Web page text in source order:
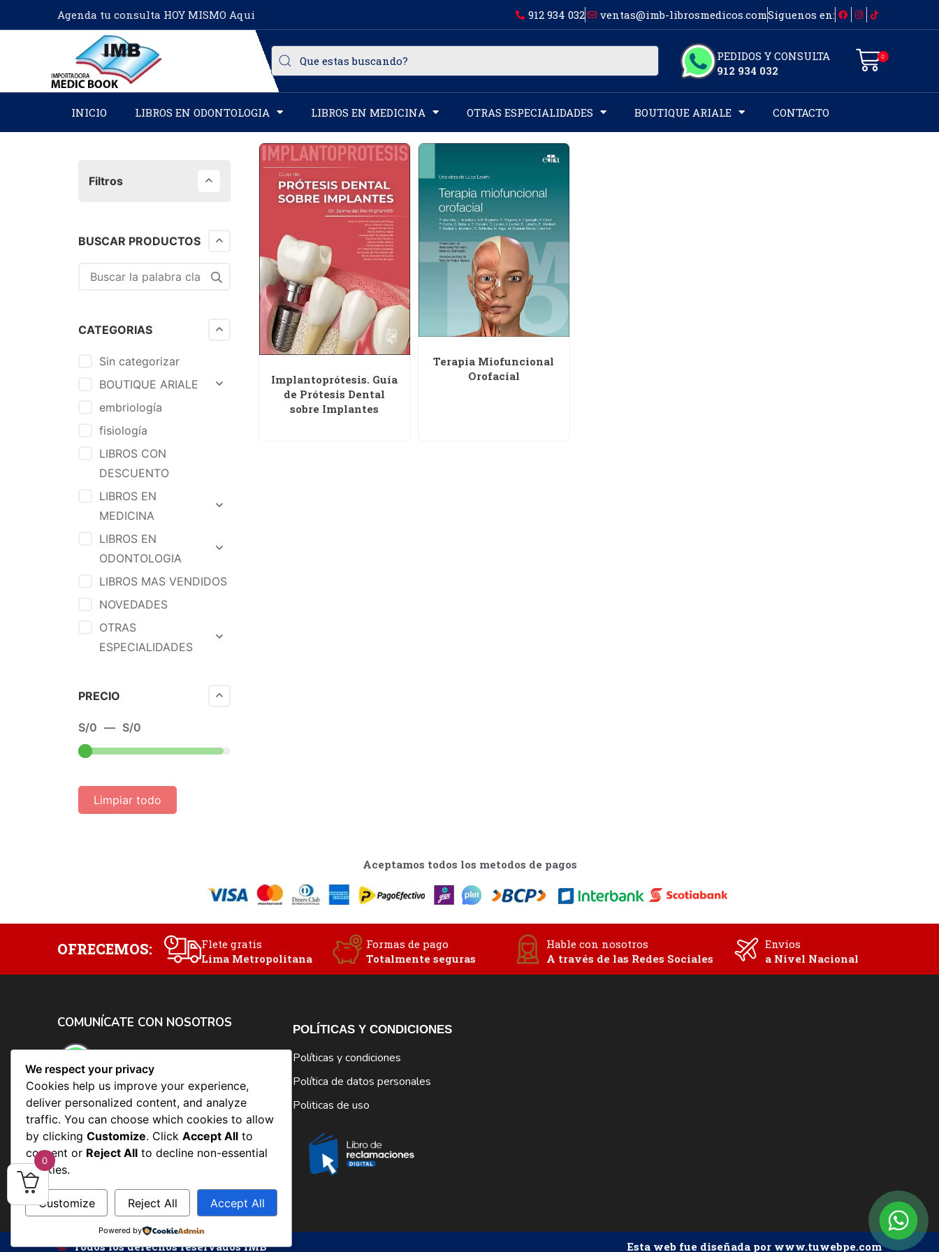
Agenda tu consulta HOY MISMO Aqui 912 934 032 ventas@imb-librosmedicos.comSiguenos en:
PEDIDOS Y CONSULTA
912 934 032
0
INICIO LIBROS EN ODONTOLOGIA LIBROS EN MEDICINA OTRAS ESPECIALIDADES BOUTIQUE ARIALE CONTACTO
Filtros
BUSCAR PRODUCTOS
CATEGORIAS
Sin categorizar
BOUTIQUE ARIALE
embriología
fisiología
LIBROS CON
DESCUENTO
LIBROS EN
MEDICINA
LIBROS EN
ODONTOLOGIA
LIBROS MAS VENDIDOS
NOVEDADES
OTRAS
ESPECIALIDADES
PRECIO
S/0 — S/0
Limpiar todo
Implantoprótesis. Guía
de Prótesis Dental
sobre Implantes
Terapia Miofuncional
Orofacial
Aceptamos todos los metodos de pagos
OFRECEMOS:
Flete gratis
Lima Metropolitana
Formas de pago
Totalmente seguras
Hable con nosotros
A través de las Redes Sociales
Envios
a Nivel Nacional
COMUNÍCATE CON NOSOTROS
912 934 032
ESCRIBENOS
ventas@imb-librosmedicos.com
Síguenos en:
POLÍTICAS Y CONDICIONES
Políticas y condiciones
Política de datos personales
Politicas de uso
Todos los derechos reservados IMB Esta web fue diseñada por www.tuwebpe.com
We respect your privacy
Cookies help us improve your experience,
deliver personalized content, and analyze
traffic. You can choose which cookies to allow
by clicking Customize. Click Accept All to
consent or Reject All to decline non-essential
cookies.
Customize Reject All Accept All
Powered by
0